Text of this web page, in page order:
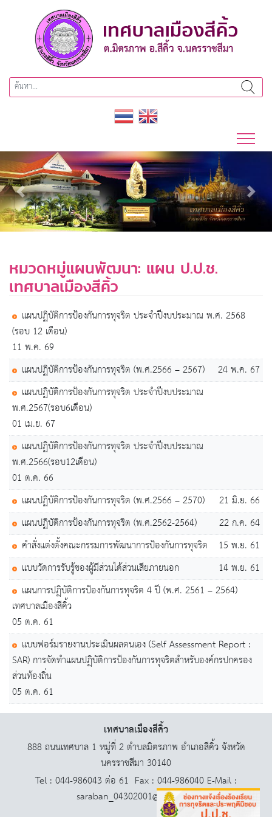
Previous Next
หมวดหมู่แผนพัฒนา: แผน ป.ป.ช.
เทศบาลเมืองสีคิ้ว
แผนปฏิบัติการป้องกันการทุจริต ประจำปีงบประมาณ พ.ศ. 2568
(รอบ 12 เดือน)
11 พ.ค. 69
แผนปฏิบัติการป้องกันการทุจริต (พ.ศ.2566 – 2567)
24 พ.ค. 67
แผนปฏิบัติการป้องกันการทุจริต ประจำปีงบประมาณ
พ.ศ.2567(รอบ6เดือน)
01 เม.ย. 67
แผนปฏิบัติการป้องกันการทุจริต ประจำปีงบประมาณ
พ.ศ.2566(รอบ12เดือน)
01 ต.ค. 66
แผนปฏิบัติการป้องกันการทุจริต (พ.ศ.2566 – 2570)
21 มิ.ย. 66
แผนปฏิบัติการป้องกันการทุจริต (พ.ศ.2562-2564)
22 ก.ค. 64
คำสั่งแต่งตั้งคณะกรรมการพัฒนาการป้องกันการทุจริต
15 พ.ย. 61
แบบวัดการรับรู้ของผู้มีส่วนได้ส่วนเสียภายนอก
14 พ.ย. 61
แผนการปฏฺิบัติการป้องกันการทุจริต 4 ปี (พ.ศ. 2561 – 2564)
เทศบาลเมืองสีคิ้ว
05 ต.ค. 61
แบบฟอร์มรายงานประเมินผลตนเอง (Self Assessment Report :
SAR) การจัดทำแผนปฏฺิบัติการป้องกันการทุจริตสำหรับองค์กรปกครอง
ส่วนท้องถิ่น
05 ต.ค. 61
เทศบาลเมืองสีคิ้ว
888 ถนนเทศบาล 1 หมู่ที่ 2 ตำบลมิตรภาพ อำเภอสีคิ้ว จังหวัด
นครราชสีมา 30140
Tel : 044-986043 ต่อ 61 Fax : 044-986040 E-Mail :
saraban_04302001@dla.go.th